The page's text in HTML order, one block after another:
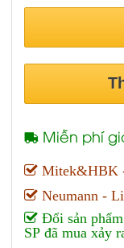
Miễn phí
Mitek&HBK -
Neumann -
Đổi sản
SP đã mua xảy